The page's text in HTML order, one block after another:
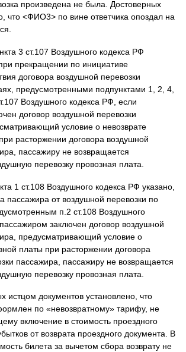
произведена не была. Достоверных
что <ФИО3> по вине ответчика опоздал на
3 ст.107 Воздушного кодекса РФ
прекращении по инициативе
договора воздушной перевозки
предусмотренными подпунктами 1, 2, 4,
Воздушного кодекса РФ, если
договор воздушной перевозки
условие о невозврате
расторжении договора воздушной
пассажиру не возвращается
перевозку провозная плата.
1 ст.108 Воздушного кодекса РФ указано,
пассажира от воздушной перевозки по
п.2 ст.108 Воздушного
заключен договор воздушной
предусматривающий условие о
платы при расторжении договора
пассажира, пассажиру не возвращается
перевозку провозная плата.
истцом документов установлено, что
по «невозвратному» тарифу, не
включение в стоимость проездного
от возврата проездного документа. В
билета за вычетом сбора возврату не